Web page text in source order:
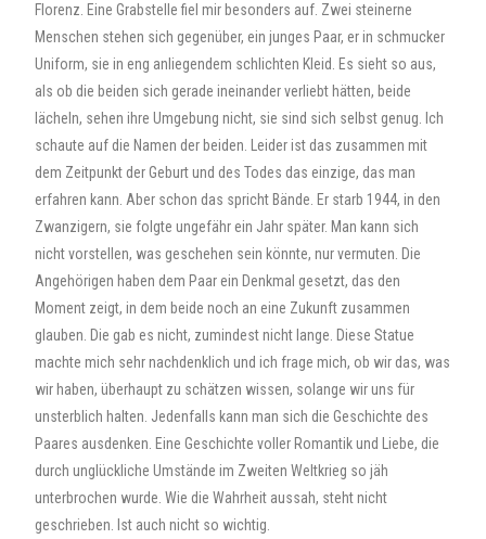
Florenz. Eine Grabstelle fiel mir besonders auf. Zwei steinerne
Menschen stehen sich gegenüber, ein junges Paar, er in schmucker
Uniform, sie in eng anliegendem schlichten Kleid. Es sieht so aus,
als ob die beiden sich gerade ineinander verliebt hätten, beide
lächeln, sehen ihre Umgebung nicht, sie sind sich selbst genug. Ich
schaute auf die Namen der beiden. Leider ist das zusammen mit
dem Zeitpunkt der Geburt und des Todes das einzige, das man
erfahren kann. Aber schon das spricht Bände. Er starb 1944, in den
Zwanzigern, sie folgte ungefähr ein Jahr später. Man kann sich
nicht vorstellen, was geschehen sein könnte, nur vermuten. Die
Angehörigen haben dem Paar ein Denkmal gesetzt, das den
Moment zeigt, in dem beide noch an eine Zukunft zusammen
glauben. Die gab es nicht, zumindest nicht lange. Diese Statue
machte mich sehr nachdenklich und ich frage mich, ob wir das, was
wir haben, überhaupt zu schätzen wissen, solange wir uns für
unsterblich halten. Jedenfalls kann man sich die Geschichte des
Paares ausdenken. Eine Geschichte voller Romantik und Liebe, die
durch unglückliche Umstände im Zweiten Weltkrieg so jäh
unterbrochen wurde. Wie die Wahrheit aussah, steht nicht
geschrieben. Ist auch nicht so wichtig.